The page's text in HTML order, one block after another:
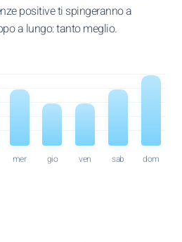
positive ti spingeranno a
a lungo: tanto meglio.
mer gio ven sab dom